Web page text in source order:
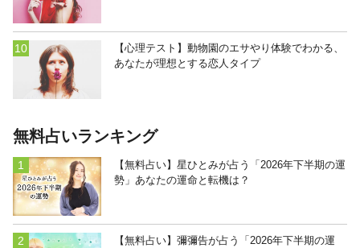
【心理テスト】動物園のエサやり体験でわかる、
あなたが理想とする恋人タイプ
無料占いランキング
【無料占い】星ひとみが占う「2026年下半期の運
勢」あなたの運命と転機は？
【無料占い】彌彌告が占う「2026年下半期の運